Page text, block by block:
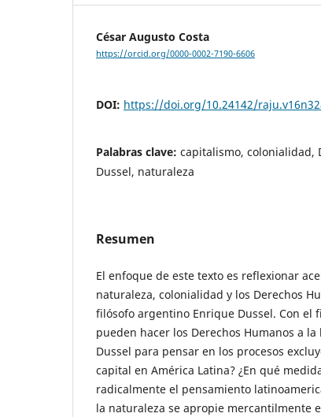
César Augusto Costa
https://orcid.org/0000-0002-7190-6606
DOI: https://doi.org/10.24142/
Palabras clave: capitalismo, colonialidad,
Dussel, naturaleza
Resumen
El enfoque de este texto es reflexionar
naturaleza, colonialidad y los Derechos
filósofo argentino Enrique Dussel. Con el
pueden hacer los Derechos Humanos a
Dussel para pensar en los procesos
capital en América Latina? ¿En qué
radicalmente el pensamiento
la naturaleza se apropie mercantilmente